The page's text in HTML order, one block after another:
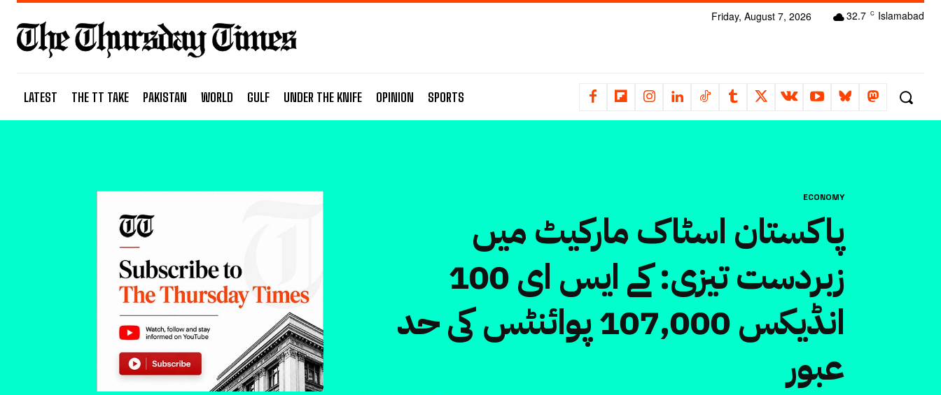
32.7 C Islamabad
Friday, August 7, 2026
LATEST THE TT TAKE PAKISTAN WORLD GULF UNDER THE KNIFE OPINION SPORTS
ECONOMY
پاکستان اسٹاک مارکیٹ میں
زبردست تیزی: کے ایس ای 100
انڈیکس 107,000 پوائنٹس کی حد
عبور